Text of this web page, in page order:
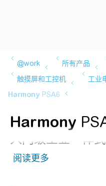
Harmony
入门级工业一体